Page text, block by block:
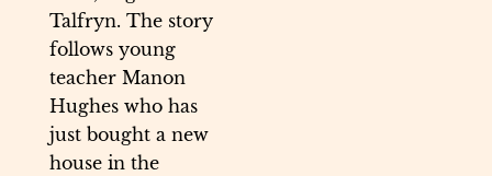
Talfryn. The story
follows young
teacher Manon
Hughes who has
just bought a new
house in the